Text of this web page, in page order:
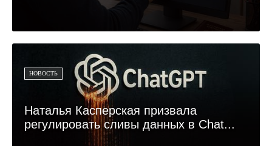
НОВОСТЬ
Наталья Касперская призвала
регулировать сливы данных в Chat...